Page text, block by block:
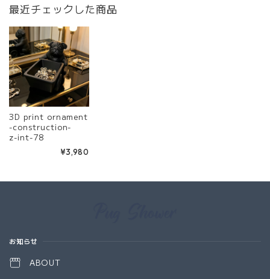
最近チェックした商品
3D print ornament
-construction-
z-int-78
¥3,980
お知らせ
ABOUT